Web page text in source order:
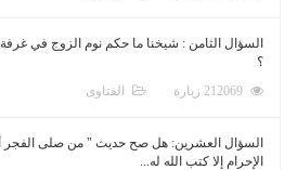
السؤال الثامن : شيخنا ما حكم نوم الزوج في
؟
الفتاوى
السؤال العشرين: هل صح حديث " من صلى الفجر
الإحرام إلا كتب الله له...